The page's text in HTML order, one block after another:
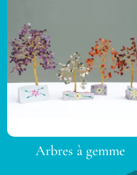
Arbres à gemme